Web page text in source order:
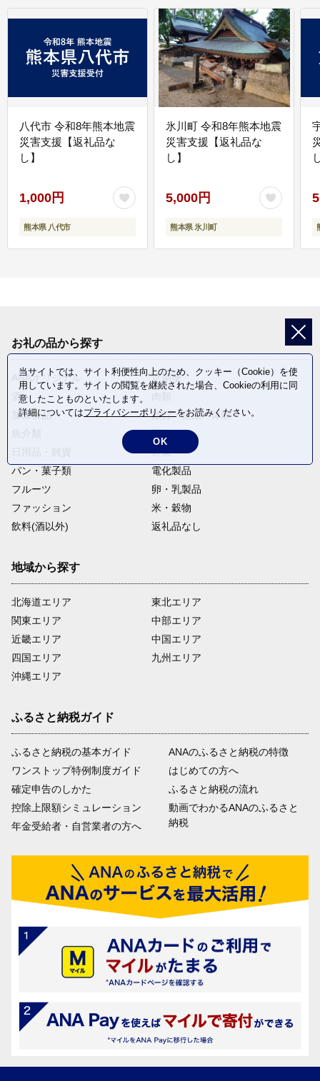
八代市 令和8年熊本地震
災害支援【返礼品な
し】
1,000円
熊本県 八代市
氷川町 令和8年熊本地震
災害支援【返礼品な
し】
5,000円
熊本県 氷川町
お礼の品から探す
ANAオリジナル
定期便
酒
加工食品
旅行・宿泊・体験
麺類
野菜
パン・菓子類
電化製品
フルーツ
卵・乳製品
ファッション
米・穀物
飲料(酒以外)
返礼品なし
地域から探す
北海道エリア
関東エリア
近畿エリア
四国エリア
沖縄エリア
東北エリア
中部エリア
中国エリア
九州エリア
ふるさと納税ガイド
ふるさと納税の基本ガイド
ワンストップ特例制度ガイド
確定申告のしかた
控除上限額シミュレーション
年金受給者・自営業者の方へ
ANAのふるさと納税の特徴
はじめての方へ
ふるさと納税の流れ
動画でわかるANAのふるさと
納税
当サイトでは、サイト利便性向上のため、クッキー（Cookie）を使
用しています。サイトの閲覧を継続された場合、Cookieの利用に同
意したことものといたします。
詳細についてはプライバシーポリシーをお読みください。
OK